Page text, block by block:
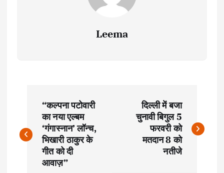
Leema
o
s
“कल्पना पटोवारी
का नया एल्बम
‘गंगास्नान’ लॉन्च,
भिखारी ठाकुर के
गीत को दी
आवाज़”
दिल्ली में बजा
चुनावी बिगुल 5
फरवरी को
मतदान 8 को
नतीजे